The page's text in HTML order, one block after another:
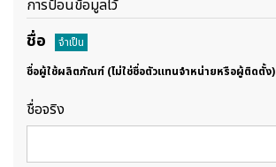
การป้อนข้อมูลไว้
ชื่อ
จำเป็น
ชื่อผู้ใช้ผลิตภัณฑ์ (ไม่ใช่ชื่อตัวแทนจำหน่ายหรือผู้ติดตั้ง)
ชื่อจริง